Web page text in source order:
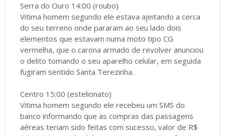
Serra do Ouro 14:00 (roubo)
Vitima homem segundo ele estava ajeitando a cerca
do seu terreno onde pararam ao seu lado dois
elementos que estavam numa moto tipo CG
vermelha, que o carona armado de revolver anunciou
o delito tomando o seu aparelho celular, em seguida
fugiram sentido Santa Terezinha.
Centro 15:00 (estelionato)
Vitima homem segundo ele recebeu um SMS do
banco informando que as compras das passagens
aéreas teriam sido feitas com sucesso, valor de R$